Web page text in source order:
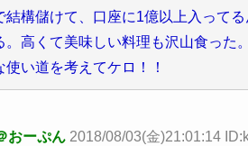
結構儲けて、口座に1億以上入って
。高くて美味しい料理も沢山食った
使い道を考えてケロ！！
おーぷん 2018/08/03(金)21:01:14